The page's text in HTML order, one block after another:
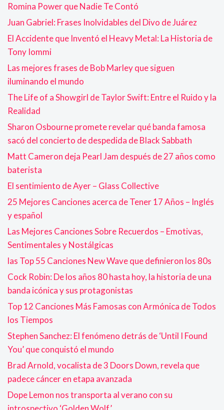
Romina Power que Nadie Te Contó
Juan Gabriel: Frases Inolvidables del Divo de Juárez
El Accidente que Inventó el Heavy Metal: La Historia de
Tony Iommi
Las mejores frases de Bob Marley que siguen
iluminando el mundo
The Life of a Showgirl de Taylor Swift: Entre el Ruido y la
Realidad
Sharon Osbourne promete revelar qué banda famosa
sacó del concierto de despedida de Black Sabbath
Matt Cameron deja Pearl Jam después de 27 años como
baterista
El sentimiento de Ayer – Glass Collective
25 Mejores Canciones acerca de Tener 17 Años – Inglés
y español
Las Mejores Canciones Sobre Recuerdos – Emotivas,
Sentimentales y Nostálgicas
las Top 55 Canciones New Wave que definieron los 80s
Cock Robin: De los años 80 hasta hoy, la historia de una
banda icónica y sus protagonistas
Top 12 Canciones Más Famosas con Armónica de Todos
los Tiempos
Stephen Sanchez: El fenómeno detrás de ‘Until I Found
You’ que conquistó el mundo
Brad Arnold, vocalista de 3 Doors Down, revela que
padece cáncer en etapa avanzada
Dope Lemon nos transporta al verano con su